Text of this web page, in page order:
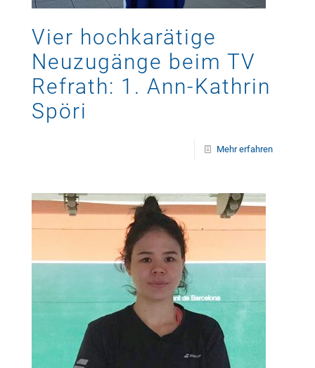
Vier hochkarätige
Neuzugänge beim TV
Refrath: 1. Ann-Kathrin
Spöri
Mehr erfahren